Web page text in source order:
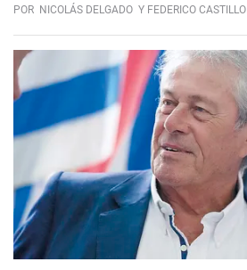
POR NICOLÁS DELGADO Y FEDERICO CASTILLO